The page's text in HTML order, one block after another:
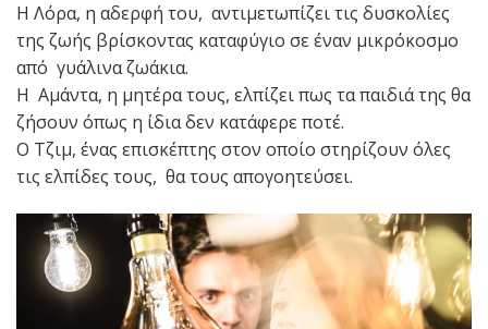
Η Λόρα, η αδερφή του, αντιμετωπίζει τις δυσκολίες
της ζωής βρίσκοντας καταφύγιο σε έναν μικρόκοσμο
από γυάλινα ζωάκια.
Η Αμάντα, η μητέρα τους, ελπίζει πως τα παιδιά της θα
ζήσουν όπως η ίδια δεν κατάφερε ποτέ.
Ο Τζιμ, ένας επισκέπτης στον οποίο στηρίζουν όλες
τις ελπίδες τους, θα τους απογοητεύσει.